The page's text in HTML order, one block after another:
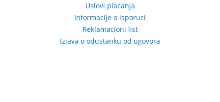
Uslovi placanja
Informacije o isporuci
Reklamacioni list
Izjava o odustanku od ugovora